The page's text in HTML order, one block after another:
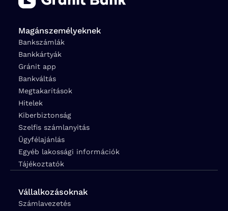
Magánszemélyeknek
Bankszámlák
Bankkártyák
Gránit app
Bankváltás
Megtakarítások
Hitelek
Kiberbiztonság
Szelfis számlanyitás
Ügyfélajánlás
Egyéb lakossági információk
Tájékoztatók
Vállalkozásoknak
Számlavezetés